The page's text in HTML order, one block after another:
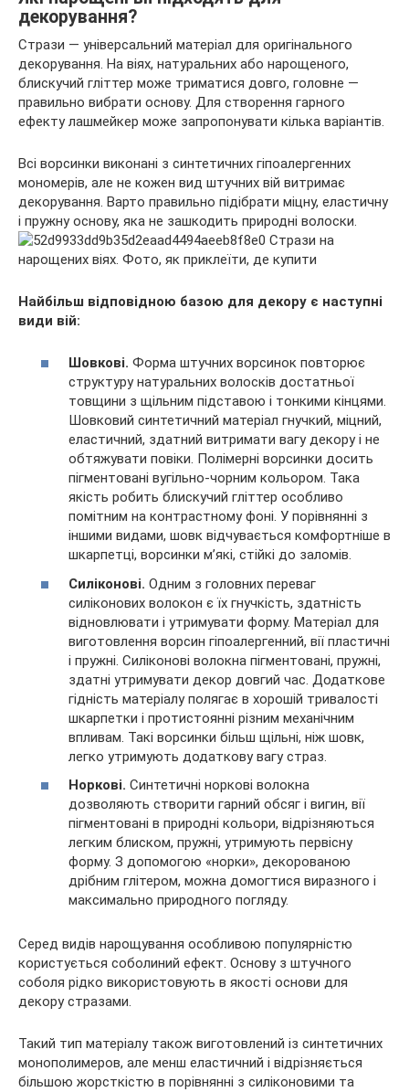
декорування?
Стрази — універсальний матеріал для оригінального
декорування. На віях, натуральних або нарощеного,
блискучий гліттер може триматися довго, головне —
правильно вибрати основу. Для створення гарного
ефекту лашмейкер може запропонувати кілька варіантів.
Всі ворсинки виконані з синтетичних гіпоалергенних
мономерів, але не кожен вид штучних вій витримає
декорування. Варто правильно підібрати міцну, еластичну
і пружну основу, яка не зашкодить природні волоски.
Найбільш відповідною базою для декору є наступні
види вій:
Шовкові. Форма штучних ворсинок повторює
структуру натуральних волосків достатньої
товщини з щільним підставою і тонкими кінцями.
Шовковий синтетичний матеріал гнучкий, міцний,
еластичний, здатний витримати вагу декору і не
обтяжувати повіки. Полімерні ворсинки досить
пігментовані вугільно-чорним кольором. Така
якість робить блискучий гліттер особливо
помітним на контрастному фоні. У порівнянні з
іншими видами, шовк відчувається комфортніше в
шкарпетці, ворсинки м’які, стійкі до заломів.
Силіконові. Одним з головних переваг
силіконових волокон є їх гнучкість, здатність
відновлювати і утримувати форму. Матеріал для
виготовлення ворсин гіпоалергенний, вії пластичні
і пружні. Силіконові волокна пігментовані, пружні,
здатні утримувати декор довгий час. Додаткове
гідність матеріалу полягає в хорошій тривалості
шкарпетки і протистоянні різним механічним
впливам. Такі ворсинки більш щільні, ніж шовк,
легко утримують додаткову вагу страз.
Норкові. Синтетичні норкові волокна
дозволяють створити гарний обсяг і вигин, вії
пігментовані в природні кольори, відрізняються
легким блиском, пружні, утримують первісну
форму. З допомогою «норки», декорованою
дрібним глітером, можна домогтися виразного і
максимально природного погляду.
Серед видів нарощування особливою популярністю
користується соболиний ефект. Основу з штучного
соболя рідко використовують в якості основи для
декору стразами.
Такий тип матеріалу також виготовлений із синтетичних
монополимеров, але менш еластичний і відрізняється
більшою жорсткістю в порівнянні з силіконовими та